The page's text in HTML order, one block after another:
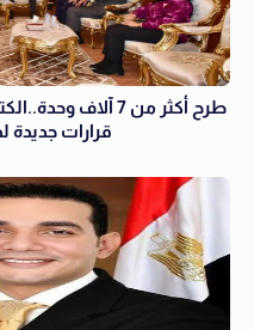
طرح أكثر من 7 آلاف
قرارات جديدة